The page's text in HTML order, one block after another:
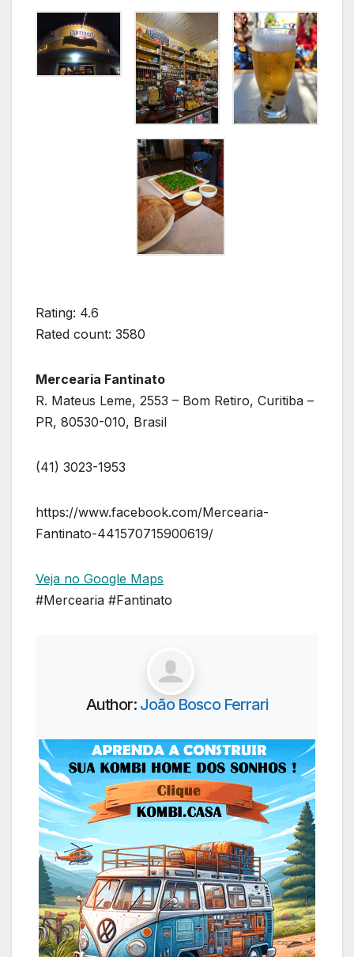
Rating: 4.6
Rated count: 3580
Mercearia Fantinato
R. Mateus Leme, 2553 – Bom Retiro, Curitiba –
PR, 80530-010, Brasil
(41) 3023-1953
https://www.facebook.com/Mercearia-
Fantinato-441570715900619/
Veja no Google Maps
#Mercearia #Fantinato
Author: João Bosco Ferrari